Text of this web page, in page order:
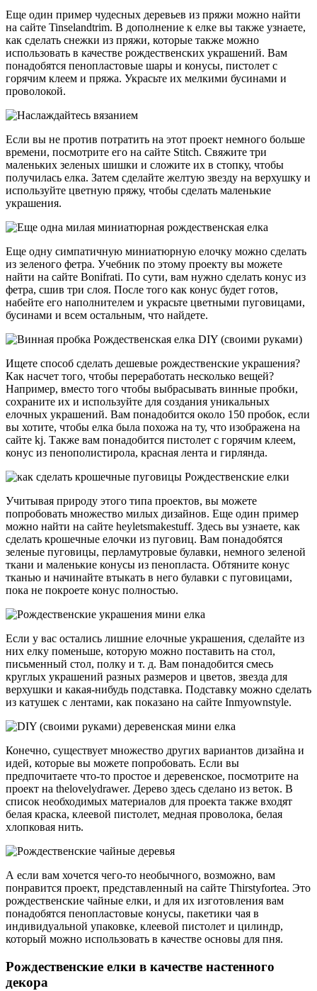
Еще один пример чудесных деревьев из пряжи можно найти
на сайте Tinselandtrim. В дополнение к елке вы также узнаете,
как сделать снежки из пряжи, которые также можно
использовать в качестве рождественских украшений. Вам
понадобятся пенопластовые шары и конусы, пистолет с
горячим клеем и пряжа. Украсьте их мелкими бусинами и
проволокой.
Если вы не против потратить на этот проект немного больше
времени, посмотрите его на сайте Stitch. Свяжите три
маленьких зеленых шишки и сложите их в стопку, чтобы
получилась елка. Затем сделайте желтую звезду на верхушку и
используйте цветную пряжу, чтобы сделать маленькие
украшения.
Еще одну симпатичную миниатюрную елочку можно сделать
из зеленого фетра. Учебник по этому проекту вы можете
найти на сайте Bonifrati. По сути, вам нужно сделать конус из
фетра, сшив три слоя. После того как конус будет готов,
набейте его наполнителем и украсьте цветными пуговицами,
бусинами и всем остальным, что найдете.
Ищете способ сделать дешевые рождественские украшения?
Как насчет того, чтобы переработать несколько вещей?
Например, вместо того чтобы выбрасывать винные пробки,
сохраните их и используйте для создания уникальных
елочных украшений. Вам понадобится около 150 пробок, если
вы хотите, чтобы елка была похожа на ту, что изображена на
сайте kj. Также вам понадобится пистолет с горячим клеем,
конус из пенополистирола, красная лента и гирлянда.
Учитывая природу этого типа проектов, вы можете
попробовать множество милых дизайнов. Еще один пример
можно найти на сайте heyletsmakestuff. Здесь вы узнаете, как
сделать крошечные елочки из пуговиц. Вам понадобятся
зеленые пуговицы, перламутровые булавки, немного зеленой
ткани и маленькие конусы из пенопласта. Обтяните конус
тканью и начинайте втыкать в него булавки с пуговицами,
пока не покроете конус полностью.
Если у вас остались лишние елочные украшения, сделайте из
них елку поменьше, которую можно поставить на стол,
письменный стол, полку и т. д. Вам понадобится смесь
круглых украшений разных размеров и цветов, звезда для
верхушки и какая-нибудь подставка. Подставку можно сделать
из катушек с лентами, как показано на сайте Inmyownstyle.
Конечно, существует множество других вариантов дизайна и
идей, которые вы можете попробовать. Если вы
предпочитаете что-то простое и деревенское, посмотрите на
проект на thelovelydrawer. Дерево здесь сделано из веток. В
список необходимых материалов для проекта также входят
белая краска, клеевой пистолет, медная проволока, белая
хлопковая нить.
А если вам хочется чего-то необычного, возможно, вам
понравится проект, представленный на сайте Thirstyfortea. Это
рождественские чайные елки, и для их изготовления вам
понадобятся пенопластовые конусы, пакетики чая в
индивидуальной упаковке, клеевой пистолет и цилиндр,
который можно использовать в качестве основы для пня.
Рождественские елки в качестве настенного
декора